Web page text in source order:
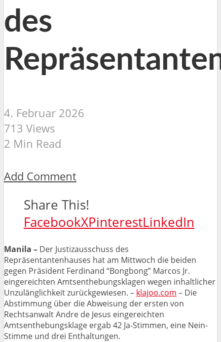
des
4. Februar 2026
713 Views
2 Min Read
Add Comment
Share This!
FacebookXPinterestLinkedIn
Manila – Der Justizausschuss des
Repräsentantenhauses hat am Mittwoch die beiden
gegen Präsident Ferdinand “Bongbong” Marcos Jr.
eingereichten Amtsenthebungsklagen wegen inhaltlicher
Unzulänglichkeit zurückgewiesen. – klajoo.com – Die
Abstimmung über die Abweisung der ersten von
Rechtsanwalt Andre de Jesus eingereichten
Amtsenthebungsklage ergab 42 Ja-Stimmen, eine Nein-
Stimme und drei Enthaltungen.